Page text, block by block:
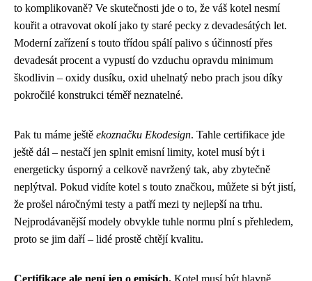
to komplikovaně? Ve skutečnosti jde o to, že váš kotel nesmí
kouřit a otravovat okolí jako ty staré pecky z devadesátých let.
Moderní zařízení s touto třídou spálí palivo s účinností přes
devadesát procent a vypustí do vzduchu opravdu minimum
škodlivin – oxidy dusíku, oxid uhelnatý nebo prach jsou díky
pokročilé konstrukci téměř neznatelné.
Pak tu máme ještě ekoznačku Ekodesign. Tahle certifikace jde
ještě dál – nestačí jen splnit emisní limity, kotel musí být i
energeticky úsporný a celkově navržený tak, aby zbytečně
neplýtval. Pokud vidíte kotel s touto značkou, můžete si být jistí,
že prošel náročnými testy a patří mezi ty nejlepší na trhu.
Nejprodávanější modely obvykle tuhle normu plní s přehledem,
proto se jim daří – lidé prostě chtějí kvalitu.
Certifikace ale není jen o emisích. Kotel musí být hlavně